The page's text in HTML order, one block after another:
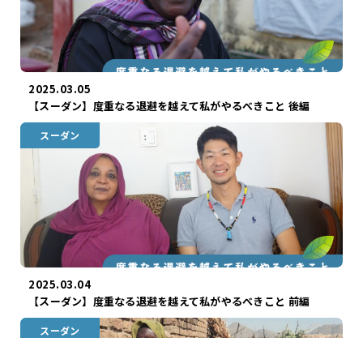
2025.03.05
【スーダン】度重なる退避を越えて私がやるべきこと 後編
スーダン
2025.03.04
【スーダン】度重なる退避を越えて私がやるべきこと 前編
スーダン